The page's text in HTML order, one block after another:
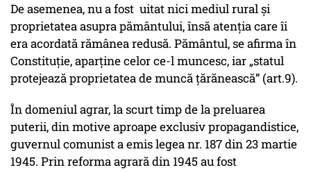
De asemenea, nu a fost uitat nici mediul rural şi
proprietatea asupra pământului, însă atenţia care îi
era acordată rămânea redusă. Pământul, se afirma în
Constituţie, aparţine celor ce-l muncesc, iar „statul
protejează proprietatea de muncă ţărănească” (art.9).
În domeniul agrar, la scurt timp de la preluarea
puterii, din motive aproape exclusiv propagandistice,
guvernul comunist a emis legea nr. 187 din 23 martie
1945. Prin reforma agrară din 1945 au fost